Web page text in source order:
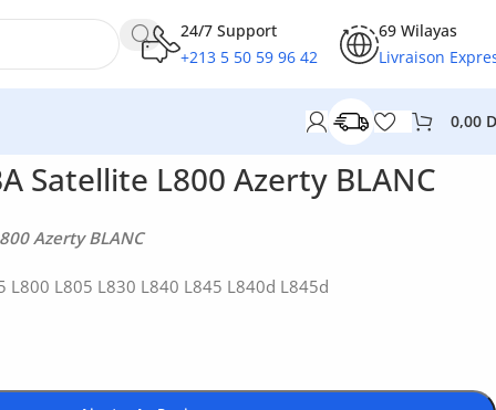
24/7 Support
+213 5 50 59 96 42
69 Wilayas
Livraison
0,00
Satellite L800 Azerty BLANC
Azerty BLANC
L800 L805 L830 L840 L845 L840d L845d